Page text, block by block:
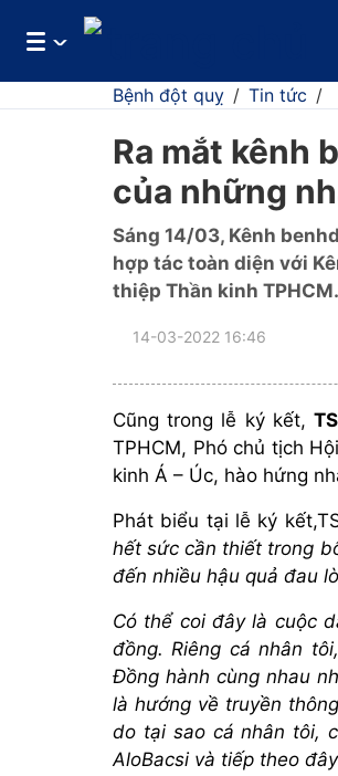
Bệnh đột quỵ / Tin tức /
Ra mắt kênh
của những
Sáng 14/03, Kênh
hợp tác toàn diện với
thiệp Thần kinh TPHCM.
14-03-2022 16:46
Cũng trong lễ ký kết,
TPHCM, Phó chủ tịch
kinh Á – Úc, hào hứng
Phát biểu tại lễ ký
hết sức cần thiết trong
đến nhiều hậu quả đau
Có thể coi đây là cuộc
đồng. Riêng cá nhân
Đồng hành cùng nhau
là hướng về truyền thôn
do tại sao cá nhân tôi,
AloBacsivà tiếp theo